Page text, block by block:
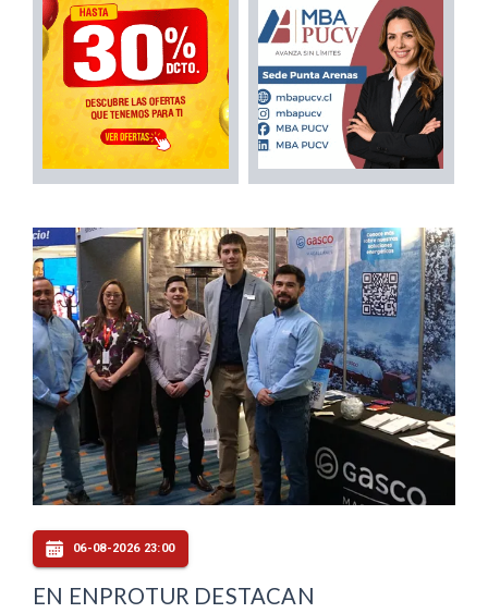
06-08-2026 23:00
EN ENPROTUR DESTACAN